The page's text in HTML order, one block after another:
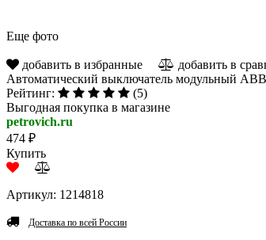
Еще фото
добавить в избранные
добавить в
Автоматический выключатель модульный
Рейтинг:
(5)
Выгодная покупка в магазине
petrovich.ru
474 ₽
Купить
Артикул: 1214818
Доставка по всей России